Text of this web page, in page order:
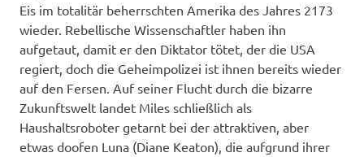
Eis im totalitär beherrschten Amerika des Jahres 2173
wieder. Rebellische Wissenschaftler haben ihn
aufgetaut, damit er den Diktator tötet, der die USA
regiert, doch die Geheimpolizei ist ihnen bereits wieder
auf den Fersen. Auf seiner Flucht durch die bizarre
Zukunftswelt landet Miles schließlich als
Haushaltsroboter getarnt bei der attraktiven, aber
etwas doofen Luna (Diane Keaton), die aufgrund ihrer